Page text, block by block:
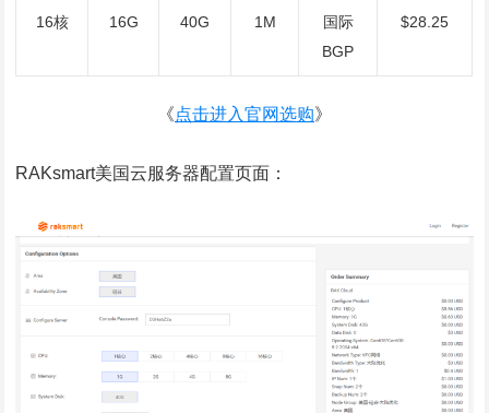
16核 16G 40G 1M
国际
BGP
$28.25
《点击进入官网选购》
RAKsmart美国云服务器配置页面：